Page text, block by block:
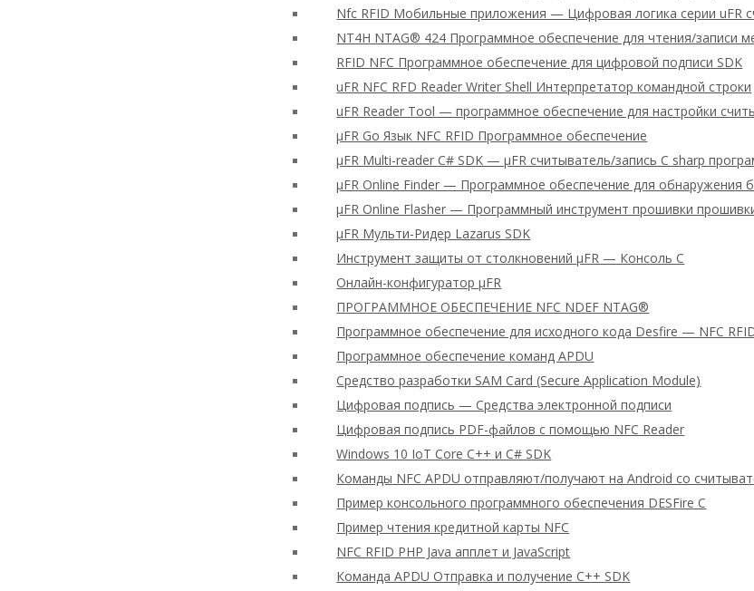
Nfc RFID Мобильные приложения — Цифровая логика серии uFR
NT4H NTAG® 424 Программное обеспечение для чтения/записи
RFID NFC Программное обеспечение для цифровой подписи SDK
uFR NFC RFD Reader Writer Shell Интерпретатор командной строки
uFR Reader Tool — программное обеспечение для настройки
μFR Go Язык NFC RFID Программное обеспечение
μFR Multi-reader C# SDK — μFR считыватель/запись C sharp
μFR Online Finder — Программное обеспечение для обнаружения
μFR Online Flasher — Программный инструмент прошивки
μFR Мульти-Ридер Lazarus SDK
Инструмент защиты от столкновений μFR — Консоль C
Онлайн-конфигуратор μFR
ПРОГРАММНОЕ ОБЕСПЕЧЕНИЕ NFC NDEF NTAG®
Программное обеспечение для исходного кода Desfire — NFC
Программное обеспечение команд APDU
Средство разработки SAM Card (Secure Application Module)
Цифровая подпись — Средства электронной подписи
Цифровая подпись PDF-файлов с помощью NFC Reader
Windows 10 IoT Core C++ и C# SDK
Команды NFC APDU отправляют/получают на Android со
Пример консольного программного обеспечения DESFire C
Пример чтения кредитной карты NFC
NFC RFID PHP Java апплет и JavaScript
Команда APDU Отправка и получение C++ SDK